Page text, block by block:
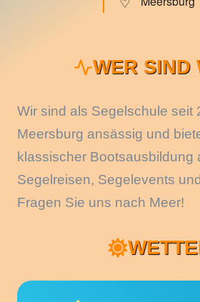
WER SIND
Wir sind als Segelschule seit
Meersburg ansässig und
klassischer Bootsausbildung
Segelreisen, Segelevents
Fragen Sie uns nach Meer!